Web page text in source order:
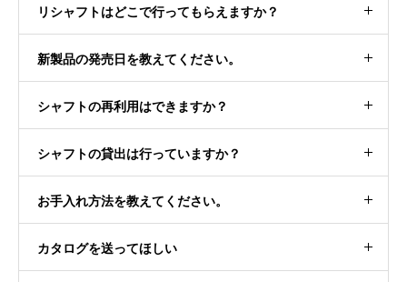
リシャフトはどこで行ってもらえますか？
新製品の発売日を教えてください。
シャフトの再利用はできますか？
シャフトの貸出は行っていますか？
お手入れ方法を教えてください。
カタログを送ってほしい